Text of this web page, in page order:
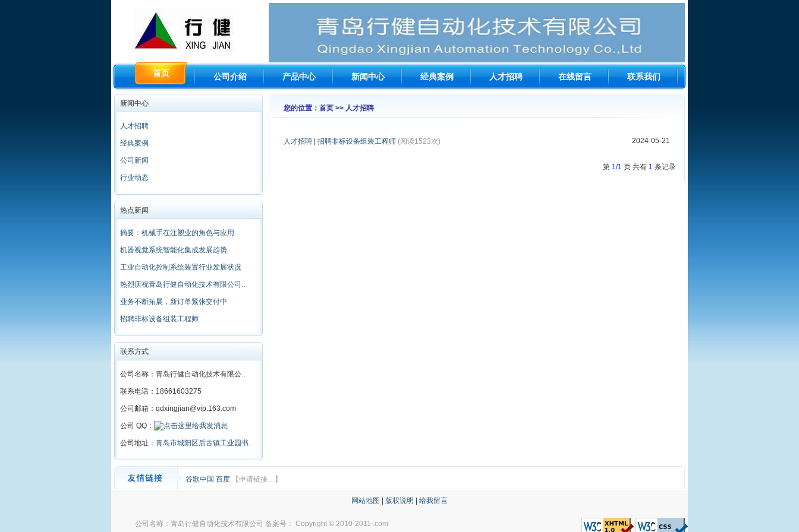
首页 公司介绍 产品中心 新闻中心 经典案例 人才招聘 在线留言 联系我们
新闻中心
人才招聘
经典案例
公司新闻
行业动态
热点新闻
摘要：机械手在注塑业的角色与应用
机器视觉系统智能化集成发展趋势
工业自动化控制系统装置行业发展状况
热烈庆祝青岛行健自动化技术有限公司..
业务不断拓展，新订单紧张交付中
招聘非标设备组装工程师
联系方式
公司名称：青岛行健自动化技术有限公..
联系电话：18661603275
公司邮箱：qdxingjian@vip.163.com
公司 QQ：
公司地址： 青岛市城阳区后古镇工业园书..
您的位置：首页 >> 人才招聘
2024-05-21
人才招聘 招聘非标设备组装工程师 (阅读1523次)
第 1/1 页 共有 1 条记录
谷歌中国 百度 【申请链接…】
网站地图 版权说明 给我留言
公司名称：青岛行健自动化技术有限公司 备案号： Copyright © 2010-2011 .com